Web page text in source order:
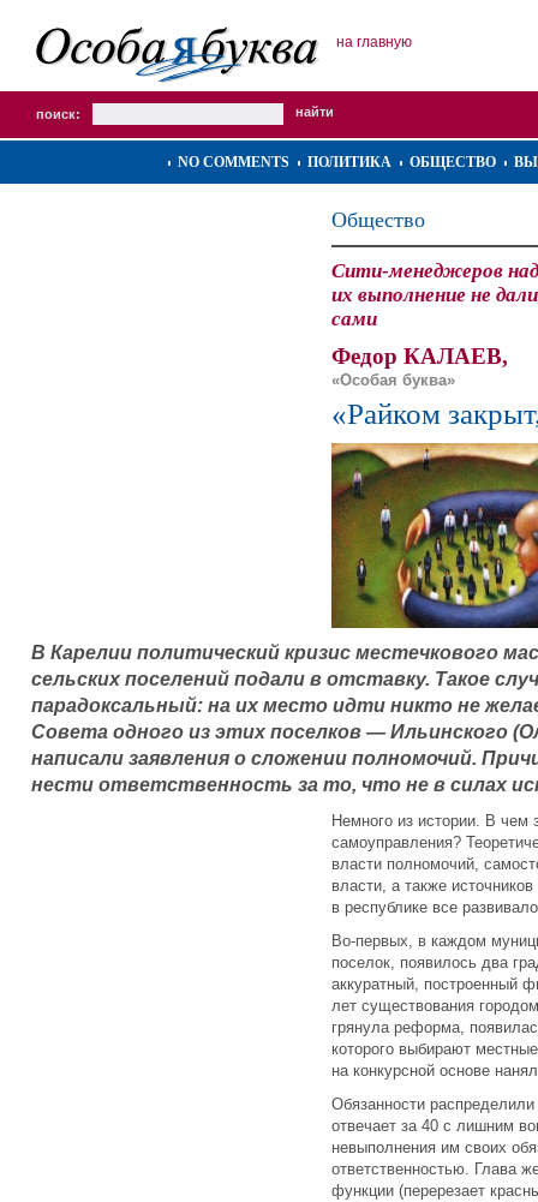
на главную
поиск:
NO COMMENTS ПОЛИТИКА ОБЩЕСТВО
Общество
Сити-менеджеров
их выполнение не
сами
Федор КАЛАЕВ,
«Особая буква»
«Райком
В Карелии политический кризис местечкового
сельских поселений подали в отставку. Такое
парадоксальный: на их место идти никто не
Совета одного из этих поселков — Ильинского
написали заявления о сложении полномочий.
нести ответственность за то, что не в силах
Немного из истории. В чем
самоуправления?
власти полномочий,
власти, а также
в республике все
Во-первых, в каждом
поселок, появилось два
аккуратный, построенный
лет существования
грянула реформа,
которого выбирают
на конкурсной основе
Обязанности
отвечает за 40 с лишним
невыполнения им своих
ответственностью. Глава
функции (перерезает